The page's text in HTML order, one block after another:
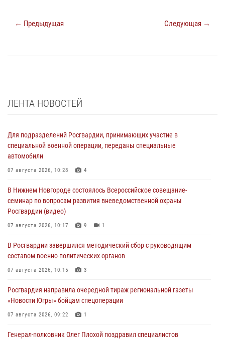
← Предыдущая Следующая →
ЛЕНТА НОВОСТЕЙ
Для подразделений Росгвардии, принимающих участие в
специальной военной операции, переданы специальные
автомобили
07 августа 2026, 10:28 4
В Нижнем Новгороде состоялось Всероссийское совещание-
семинар по вопросам развития вневедомственной охраны
Росгвардии (видео)
07 августа 2026, 10:17 9 1
В Росгвардии завершился методический сбор с руководящим
составом военно-политических органов
07 августа 2026, 10:15 3
Росгвардия направила очередной тираж региональной газеты
«Новости Югры» бойцам спецоперации
07 августа 2026, 09:22 1
Генерал-полковник Олег Плохой поздравил специалистов